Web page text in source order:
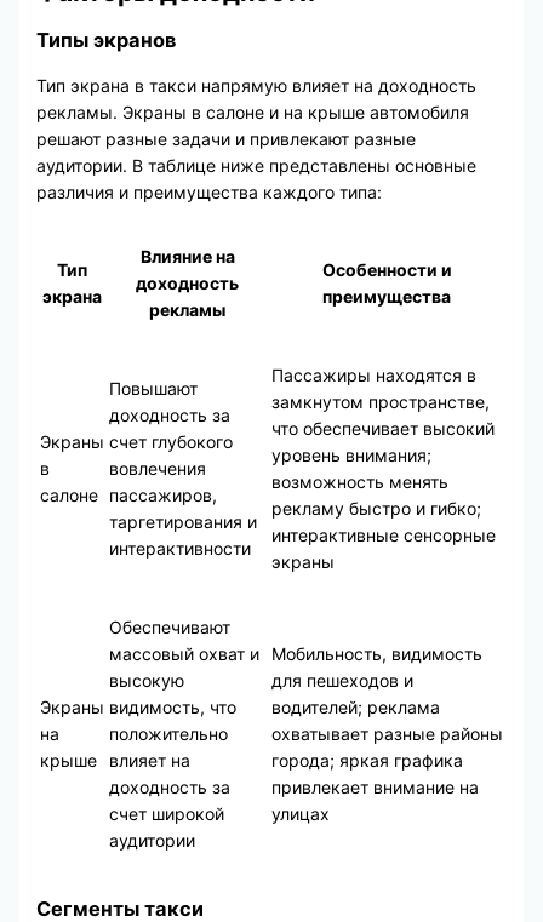
Типы экранов
Тип экрана в такси напрямую влияет на доходность
рекламы. Экраны в салоне и на крыше автомобиля
решают разные задачи и привлекают разные
аудитории. В таблице ниже представлены основные
различия и преимущества каждого типа:
Тип
экрана
Влияние на
доходность
рекламы
Особенности и
преимущества
Экраны
в
салоне
Повышают
доходность за
счет глубокого
вовлечения
пассажиров,
таргетирования и
интерактивности
Пассажиры находятся в
замкнутом пространстве,
что обеспечивает высокий
уровень внимания;
возможность менять
рекламу быстро и гибко;
интерактивные сенсорные
экраны
Экраны
на
крыше
Обеспечивают
массовый охват и
высокую
видимость, что
положительно
влияет на
доходность за
счет широкой
аудитории
Мобильность, видимость
для пешеходов и
водителей; реклама
охватывает разные районы
города; яркая графика
привлекает внимание на
улицах
Сегменты такси